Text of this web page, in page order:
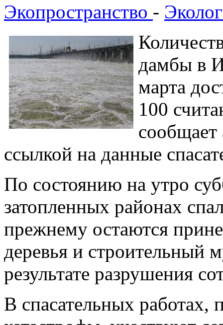
Экопространство -
дамбы в
марта
100
сообщает
ссылкой на данные
По состоянию на утро
затопленных районах
прежнему остаются
деревья и строительный
результате разрушения
В спасательных